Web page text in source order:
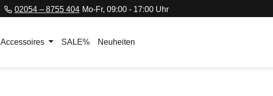
02054 – 8755 404 Mo-Fr, 09:00 - 17:00 Uhr
Accessoires SALE% Neuheiten